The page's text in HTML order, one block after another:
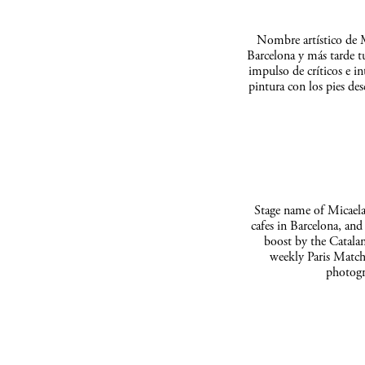
Nombre artístico de
Barcelona y más tarde
impulso de críticos e
pintura con los pies
Stage name of
cafes in Barcelona,
boost by the
weekly Paris